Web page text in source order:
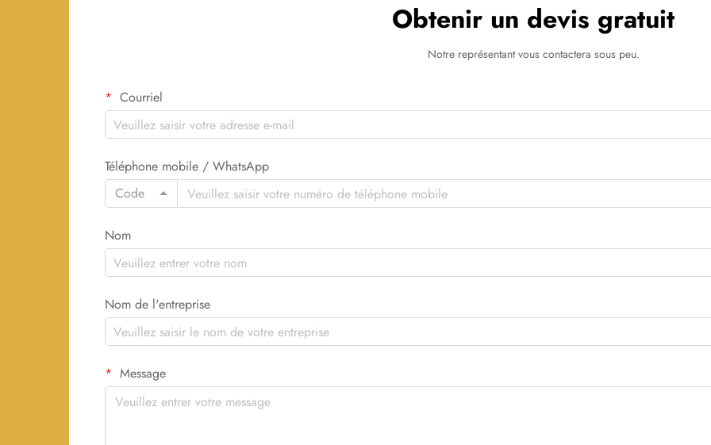
Obtenir un devis gratuit
Notre représentant vous contactera sous peu.
Courriel
Téléphone mobile / WhatsApp
Code
Nom
Nom de l'entreprise
Message